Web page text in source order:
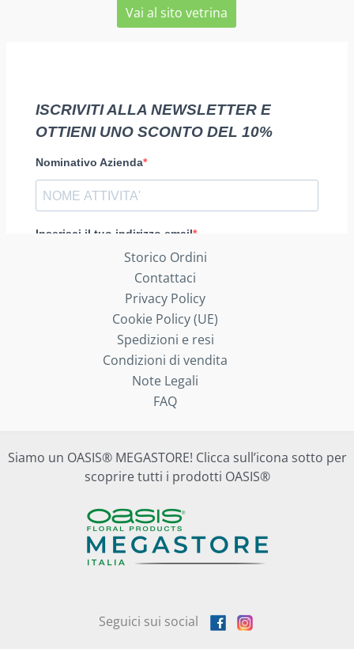
Vai al sito vetrina
Storico Ordini
Contattaci
Privacy Policy
Cookie Policy (UE)
Spedizioni e resi
Condizioni di vendita
Note Legali
FAQ
Siamo un OASIS® MEGASTORE! Clicca sull’icona sotto per
scoprire tutti i prodotti OASIS®
Seguici sui social